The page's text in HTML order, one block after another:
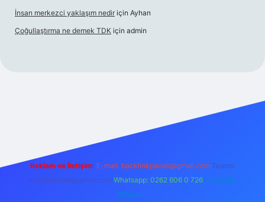
İnsan merkezci yaklaşım nedir için Ayhan
Çoğullaştırma ne demek TDK için admin
betexper güncel adres
Reklam ve İletişim: E-mail: backlinkpaneli@gmail.com Teams:
forumhizmeti@gmail.com Whatsapp: 0262 606 0 726 Telegram:
@karabul